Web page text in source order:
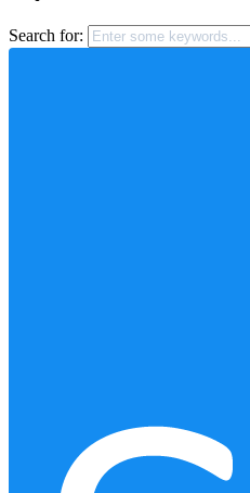
Search for: